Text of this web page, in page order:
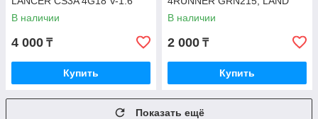
2000-2013, ROCKY
В наличии
4 000 ₸
Купить
CRUISER 1GRFE, ROCKY
JAPAN
В наличии
2 000 ₸
Купить
Показать ещё